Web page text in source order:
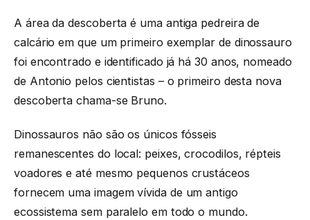
A área da descoberta é uma antiga pedreira de
calcário em que um primeiro exemplar de dinossauro
foi encontrado e identificado já há 30 anos, nomeado
de Antonio pelos cientistas – o primeiro desta nova
descoberta chama-se Bruno.
Dinossauros não são os únicos fósseis
remanescentes do local: peixes, crocodilos, répteis
voadores e até mesmo pequenos crustáceos
fornecem uma imagem vívida de um antigo
ecossistema sem paralelo em todo o mundo.